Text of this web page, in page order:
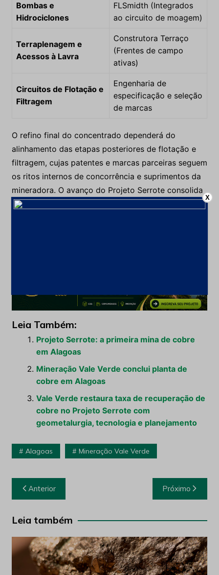
Bombas e
Hidrociclones
FLSmidth (Integrados
ao circuito de moagem)
Terraplenagem e
Acessos à Lavra
Construtora Terraço
(Frentes de campo
ativas)
Circuitos de Flotação e
Filtragem
Engenharia de
especificação e seleção
de marcas
O refino final do concentrado dependerá do
alinhamento das etapas posteriores de flotação e
filtragem, cujas patentes e marcas parceiras seguem
os ritos internos de concorrência e suprimentos da
mineradora. O avanço do Projeto Serrote consolida
a maturidade da engenharia de processos no
Leia Também:
Projeto Serrote: a primeira mina de cobre
em Alagoas
Mineração Vale Verde conclui planta de
cobre em Alagoas
Vale Verde restaura taxa de recuperação de
cobre no Projeto Serrote com
geometalurgia, tecnologia e planejamento
Alagoas Mineração Vale Verde
Navegação
de
Post
Anterior Próximo
Leia também
X